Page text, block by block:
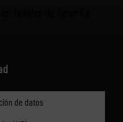
de datos